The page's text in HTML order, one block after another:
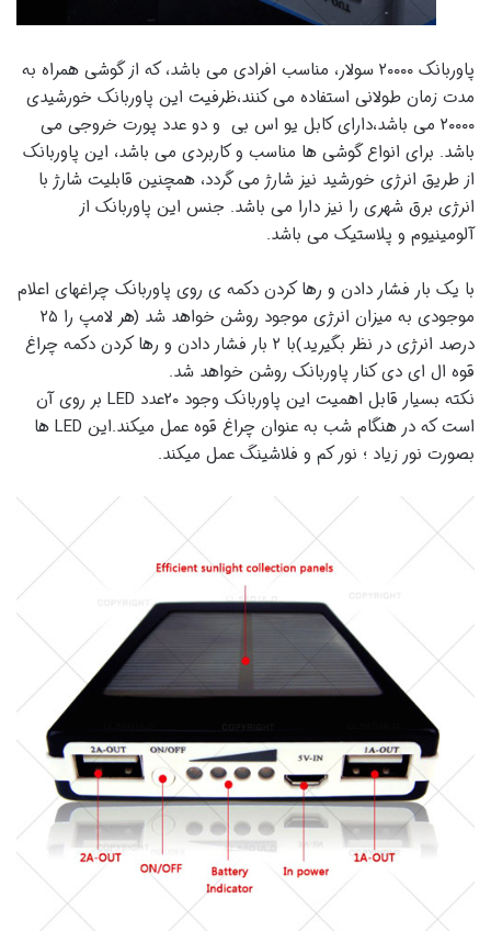
پاوربانک ۲۰۰۰۰ سولار، مناسب افرادی می باشد، که از گوشی همراه به
مدت زمان طولانی استفاده می کنند،ظرفیت این پاوربانک خورشیدی
۲۰۰۰۰ می باشد،دارای کابل یو اس بی و دو عدد پورت خروجی می
باشد. برای انواع گوشی ها مناسب و کاربردی می باشد، این پاوربانک
از طریق انرژی خورشید نیز شارژ می گردد، همچنین قابلیت شارژ با
انرژی برق شهری را نیز دارا می باشد. جنس این پاوربانک از
آلومینیوم و پلاستیک می باشد.
با یک بار فشار دادن و رها کردن دکمه ی روی پاوربانک چراغهای اعلام
موجودی به میزان انرژی موجود روشن خواهد شد (هر لامپ را ۲۵
درصد انرژی در نظر بگیرید)با ۲ بار فشار دادن و رها کردن دکمه چراغ
قوه ال ای دی کنار پاوربانک روشن خواهد شد.
نکته بسیار قابل اهمیت این پاوربانک وجود ۲۰عدد LED بر روی آن
است که در هنگام شب به عنوان چراغ قوه عمل میکند.این LED ها
بصورت نور زیاد ؛ نور کم و فلاشینگ عمل میکند.